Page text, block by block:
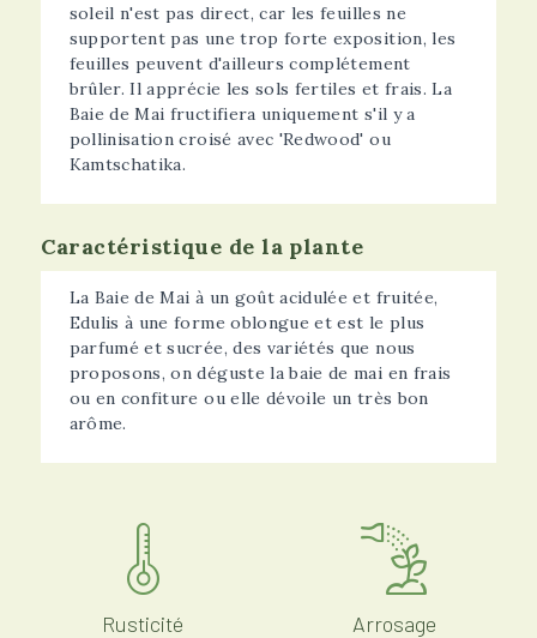
soleil n'est pas direct, car les feuilles ne
supportent pas une trop forte exposition, les
feuilles peuvent d'ailleurs complétement
brûler. Il apprécie les sols fertiles et frais. La
Baie de Mai fructifiera uniquement s'il y a
pollinisation croisé avec 'Redwood' ou
Kamtschatika.
Caractéristique de la plante
La Baie de Mai à un goût acidulée et fruitée,
Edulis à une forme oblongue et est le plus
parfumé et sucrée, des variétés que nous
proposons, on déguste la baie de mai en frais
ou en confiture ou elle dévoile un très bon
arôme.
Rusticité Arrosage